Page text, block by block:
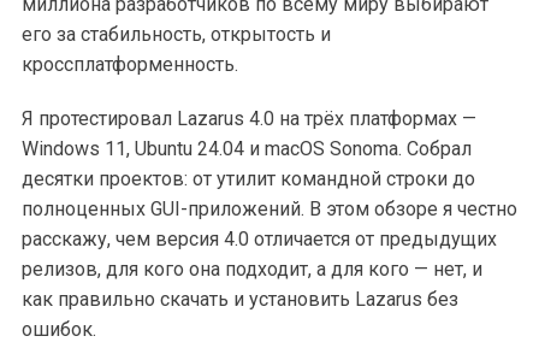
его за стабильность, открытость и
кроссплатформенность.
Я протестировал Lazarus 4.0 на трёх платформах —
Windows 11, Ubuntu 24.04 и macOS Sonoma. Собрал
десятки проектов: от утилит командной строки до
полноценных GUI-приложений. В этом обзоре я честно
расскажу, чем версия 4.0 отличается от предыдущих
релизов, для кого она подходит, а для кого — нет, и
как правильно скачать и установить Lazarus без
ошибок.